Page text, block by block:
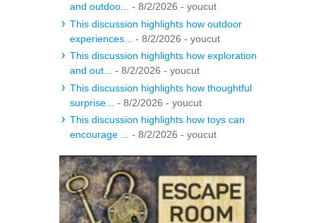
and outdoo...
- 8/2/2026 - youcut
This discussion highlights how outdoor
experiences...
- 8/2/2026 - youcut
This discussion highlights how exploration
and out...
- 8/2/2026 - youcut
This discussion highlights how thoughtful
surprise...
- 8/2/2026 - youcut
This discussion highlights how toys can
encourage ...
- 8/2/2026 - youcut